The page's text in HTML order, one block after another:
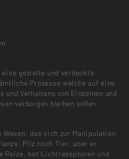
gezielte und verdeckte
Prozesse welche auf eine
und Verhaltens von Einzelnen und
verborgen bleiben sollen.
das sich zur Manipulation
Pilz noch Tier, aber er
Reize, hat Lichtrezeptoren und